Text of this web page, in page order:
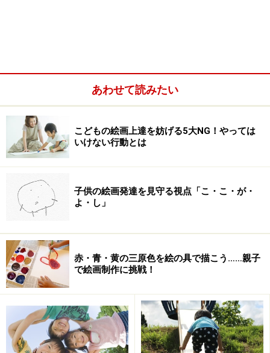
あわせて読みたい
こどもの絵画上達を妨げる5大NG！やっては
いけない行動とは
子供の絵画発達を見守る視点「こ・こ・が・
よ・し」
赤・青・黄の三原色を絵の具で描こう……親子
で絵画制作に挑戦！